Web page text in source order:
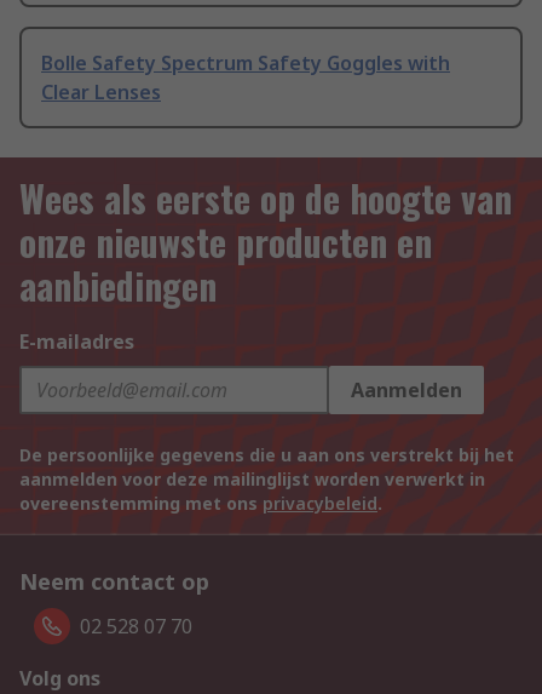
Bolle Safety Spectrum Safety Goggles with
Clear Lenses
Wees als eerste op de hoogte van
onze nieuwste producten en
aanbiedingen
E-mailadres
Aanmelden
De persoonlijke gegevens die u aan ons verstrekt bij het
aanmelden voor deze mailinglijst worden verwerkt in
overeenstemming met ons privacybeleid.
Neem contact op
02 528 07 70
Volg ons